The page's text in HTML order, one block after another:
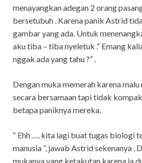
menayangkan adegan 2 orang
bersetubuh . Karena panik Astrid
gambar yang ada. Untuk
aku tiba – tiba nyeletuk .“ Emang
nggak ada yang tahu ?” .
Dengan muka memerah karena
secara bersamaan tapi tidak
betapa paniknya mereka.
“ Ehh …, kita lagi buat tugas biologi
manusia ”, jawab Astrid sekenanya .
mukanya yang ketakutan karena ia